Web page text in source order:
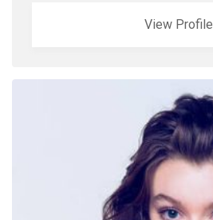
View Profile